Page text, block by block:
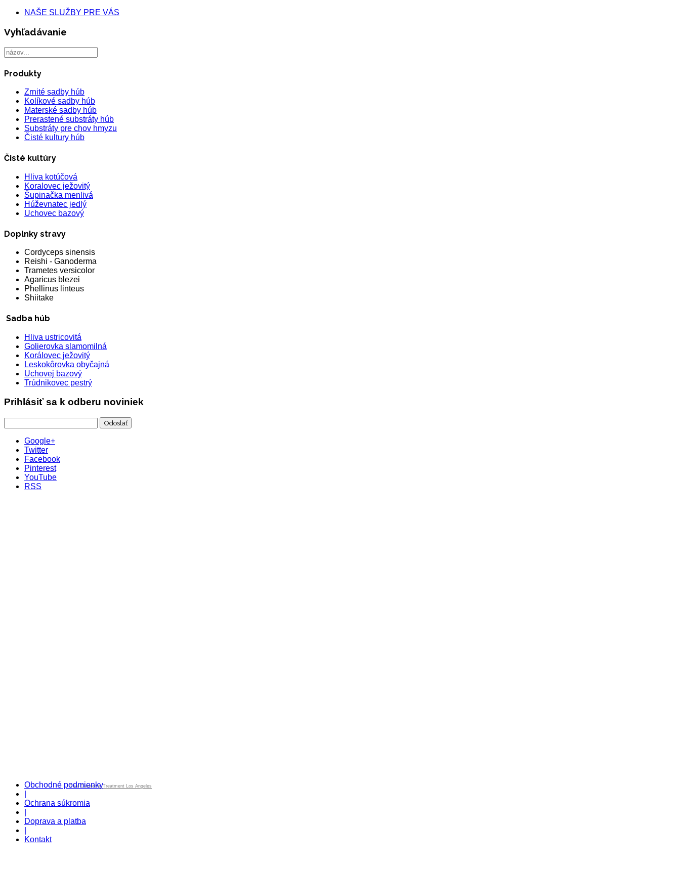
NAŠE SLUŽBY PRE VÁS
Vyhľadávanie
Produkty
Zrnité sadby húb
Kolíkové sadby húb
Materské sadby húb
Prerastené substráty húb
Substráty pre chov hmyzu
Čisté kultury húb
Čisté kultúry
Hliva kotúčová
Koralovec ježovitý
Šupinačka menlivá
Húževnatec jedlý
Uchovec bazový
Doplnky stravy
Cordyceps sinensis
Reishi - Ganoderma
Trametes versicolor
Agaricus blezei
Phellinus linteus
Shiitake
Sadba húb
Hliva ustricovitá
Golierovka slamomilná
Korálovec ježovitý
Leskokôrovka obyčajná
Uchovej bazový
Trúdnikovec pestrý
Prihlásiť sa k odberu noviniek
Google+
Twitter
Facebook
Pinterest
YouTube
RSS
Dual Diagnosis Treatment Los Angeles
Obchodné podmienky
Ochrana súkromia
Doprava a platba
Kontakt